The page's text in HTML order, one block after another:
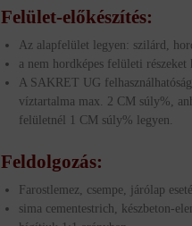
Felület-előkészítés:
Az alapfelület legyen: szilárd,
a nem hordképes felületi
A SAKRET UG
víztartalma max. 2 CM súly%,
felületnél 1 CM súly% legyen.
Feldolgozás:
Farostlemez, csempe, járólap
sima cementestrich, készbeton-